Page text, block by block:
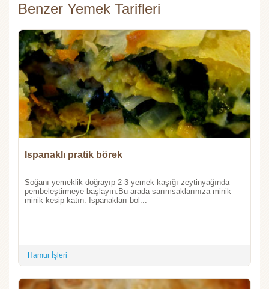
Benzer Yemek Tarifleri
Ispanaklı pratik börek
Soğanı yemeklik doğrayıp 2-3 yemek kaşığı zeytinyağında
pembeleştirmeye başlayın.Bu arada sarımsaklarınıza minik
minik kesip katın. Ispanakları bol...
Hamur İşleri